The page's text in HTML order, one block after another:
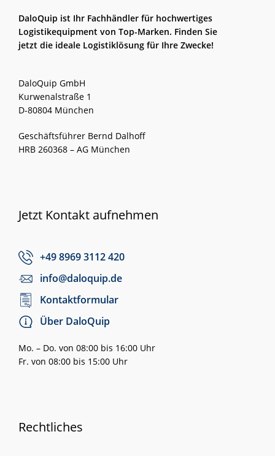
DaloQuip ist Ihr Fachhändler für hochwertiges
Logistikequipment von Top-Marken. Finden Sie
jetzt die ideale Logistiklösung für Ihre Zwecke!
DaloQuip GmbH
Kurwenalstraße 1
D-80804 München
Geschäftsführer Bernd Dalhoff
HRB 260368 – AG München
Jetzt Kontakt aufnehmen
+49 8969 3112 420
info@daloquip.de
Kontaktformular
Über DaloQuip
Mo. – Do. von 08:00 bis 16:00 Uhr
Fr. von 08:00 bis 15:00 Uhr
Rechtliches